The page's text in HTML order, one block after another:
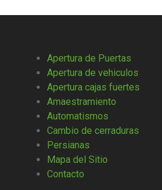
Apertura de Puertas
Apertura de vehiculos
Apertura cajas fuertes
Amaestramiento
Automatismos
Cambio de cerraduras
Persianas
Mapa del Sitio
Contacto